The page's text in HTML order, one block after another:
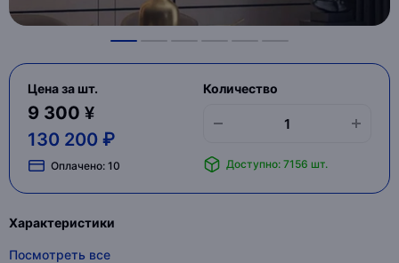
Цена за шт.
9 300 ¥
130 200 ₽
Оплачено: 10
Количество
Доступно: 7156 шт.
Характеристики
Посмотреть все